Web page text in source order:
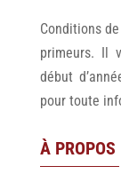
Conditions
primeurs. Il
début
pour toute
À PROPOS